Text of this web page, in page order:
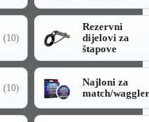
(10)
Rezervni
dijelovi za
štapove
(10)
Najloni za
match/waggler